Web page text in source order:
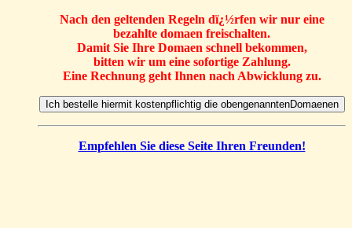
Nach den geltenden Regeln dï¿½rfen wir nur eine
bezahlte domaen freischalten.
Damit Sie Ihre Domaen schnell bekommen,
bitten wir um eine sofortige Zahlung.
Eine Rechnung geht Ihnen nach Abwicklung zu.
Empfehlen Sie diese Seite Ihren Freunden!